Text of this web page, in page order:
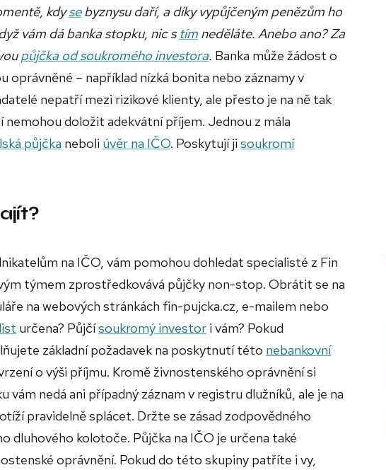
kdysebyznysu daří, a díky vypůjčeným penězům ho
vám dá banka stopku, nic stím neděláte. Anebo ano? Za
půjčka od soukromého investora. Banka může žádost o
– například nízká bonita nebo záznamy v
nepatří mezi rizikové klienty, ale přesto je na ně tak
doložit adekvátní příjem. Jednou z mála
půjčka neboli úvěr na IČO. Poskytují ji soukromí
na IČO, vám pomohou dohledat specialisté z Fin
týmem zprostředkovává půjčky non-stop. Obrátit se na
na webových stránkách fin-pujcka.cz, e-mailem nebo
určena? Půjčísoukromý investor i vám? Pokud
základní požadavek na poskytnutí této nebankovní
o výši příjmu. Kromě živnostenského oprávnění si
nedá ani případný záznam v registru dlužníků, ale je na
pravidelně splácet. Držte se zásad zodpovědného
dluhového kolotoče. Půjčka na IČO je určena také
oprávnění. Pokud do této skupiny patříte i vy,